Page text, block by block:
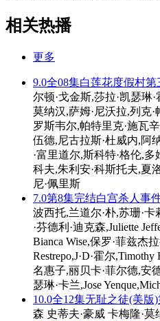
相关热播
更多
9.0全08集白莲花度假村第
尔顿·戈金斯,莎拉·凯瑟琳
莫纳汉,萨姆·尼沃拉,列克
罗斯韦尔,帕特里克·施瓦
伍德,尼古拉斯·杜威内,阿
·富里道尔,斯科特·格伦,
科夫,朱利安·科斯托夫,夏
尼·佩里斯
7.0第8集完结白宫杀人事
波西托,兰道尔·朴,苏珊·
·芬德利·迪克森,Juliette
Bianca Wise,保罗·菲兹杰
Restrepo,J·D·霍尔
名惠子,丽贝卡·菲尔德,安
瑟琳·卡兰,Jose
10.0全12集无耻之徒(美版
森 史蒂夫·豪威 卡梅隆·莫